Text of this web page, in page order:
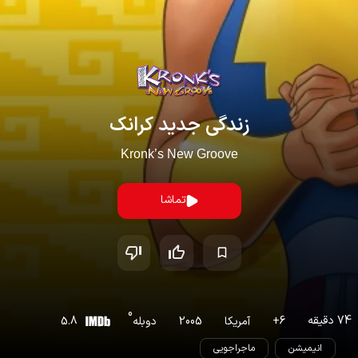
زندگی جدید کرانک
Kronk’s New Groove
تماشا
74 دقیقه 6
+ آمریکا 2005 دوبله0
5.8
انیمیشن ماجراجویی